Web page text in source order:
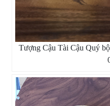
Tượng Cậu Tài Cậu Quý